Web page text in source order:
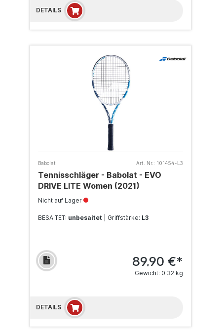
DETAILS
Babolat Art. Nr.: 101454-L3
Tennisschläger - Babolat - EVO
DRIVE LITE Women (2021)
Nicht auf Lager
BESAITET: unbesaitet | Griffstärke: L3
89,90 €*
Gewicht: 0.32 kg
DETAILS